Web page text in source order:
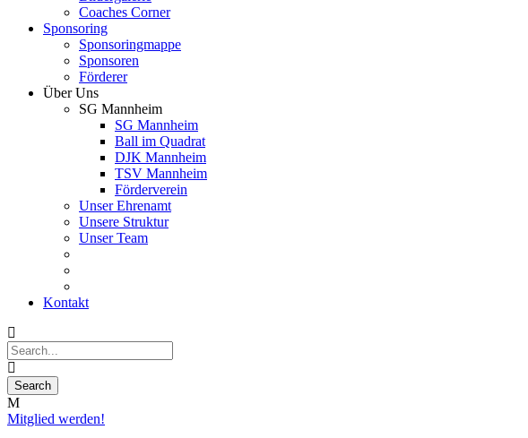
Coaches Corner
Sponsoring
Sponsoringmappe
Sponsoren
Förderer
Über Uns
SG Mannheim
SG Mannheim
Ball im Quadrat
DJK Mannheim
TSV Mannheim
Förderverein
Unser Ehrenamt
Unsere Struktur
Unser Team
Kontakt
Mitglied werden!